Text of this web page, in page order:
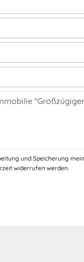
und Speicherung
widerrufen werden.